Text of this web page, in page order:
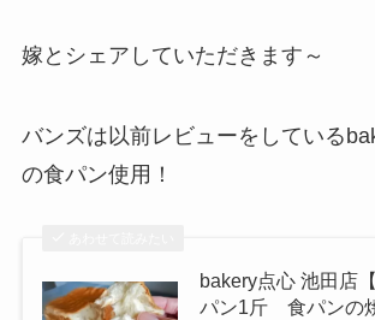
嫁とシェアしていただきます～
バンズは以前レビューをしている
の食パン使用！
bakery点心 池田店
パン1斤 食パンの